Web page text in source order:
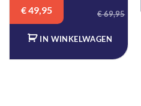
uit 5
€69,95
was:
€49,95
IN WINKELWAGEN